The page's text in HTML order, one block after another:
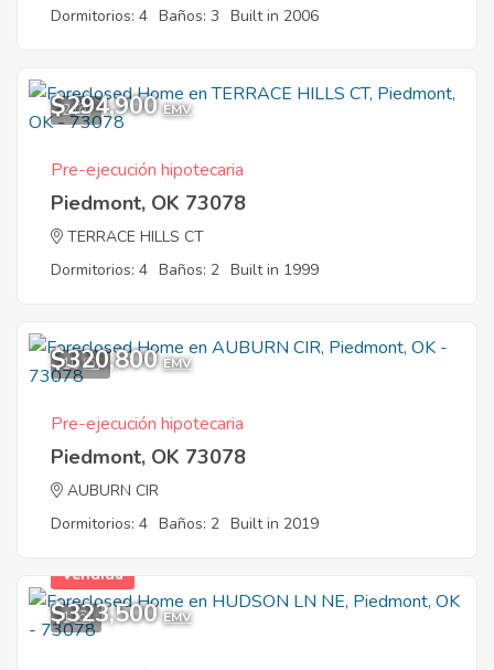
Dormitorios: 4 Baños: 3 Built in 2006
2
$294,900 EMV
Pre-ejecución hipotecaria
Piedmont, OK 73078
TERRACE HILLS CT
Dormitorios: 4 Baños: 2 Built in 1999
10
$320,800 EMV
Pre-ejecución hipotecaria
Piedmont, OK 73078
AUBURN CIR
Dormitorios: 4 Baños: 2 Built in 2019
1
Vendida
$323,500 EMV